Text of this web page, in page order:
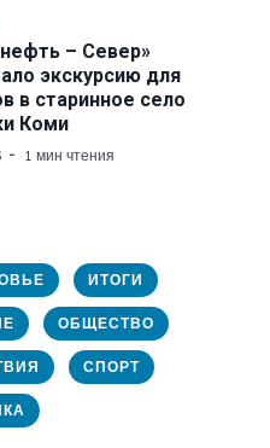
– Север»
экскурсию для
в старинное село
Коми
1 мин чтения
ИТОГИ
ОБЩЕСТВО
СПОРТ